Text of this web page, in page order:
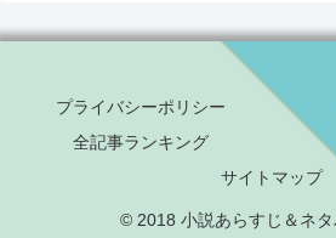
プライバシーポリシー
全記事ランキング
サイトマップ
© 2018 小説あらすじ＆ネタ